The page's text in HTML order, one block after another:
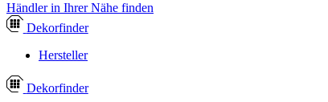
Händler in Ihrer Nähe finden
Dekorfinder
Hersteller
Dekorfinder